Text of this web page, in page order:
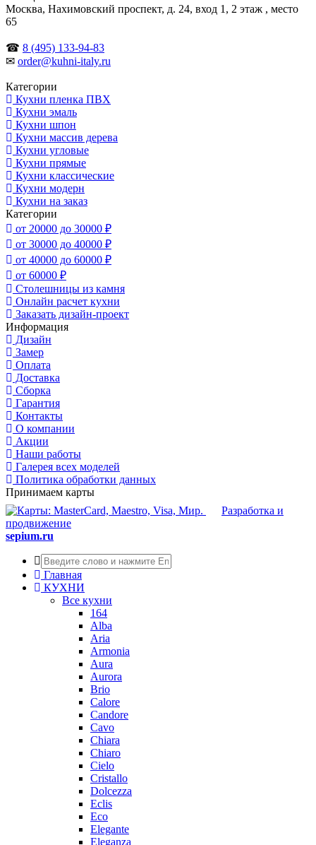
Москва, Нахимовский проспект, д. 24, вход 1, 2 этаж , место
65
☎ 8 (495) 133-94-83
✉ order@kuhni-italy.ru
Категории
Кухни пленка ПВХ
Кухни эмаль
Кухни шпон
Кухни массив дерева
Кухни угловые
Кухни прямые
Кухни классические
Кухни модерн
Кухни на заказ
Категории
от 20000 до 30000 ₽
от 30000 до 40000 ₽
от 40000 до 60000 ₽
от 60000 ₽
Столешницы из камня
Онлайн расчет кухни
Заказать дизайн-проект
Информация
Дизайн
Замер
Оплата
Доставка
Сборка
Гарантия
Контакты
О компании
Акции
Наши работы
Галерея всех моделей
Политика обработки данных
Принимаем карты
Разработка и
продвижение
sepium.ru
Главная
КУХНИ
Все кухни
164
Alba
Aria
Armonia
Aura
Aurora
Brio
Calore
Candore
Cavo
Chiara
Chiaro
Cielo
Cristallo
Dolcezza
Eclis
Eco
Elegante
Eleganza